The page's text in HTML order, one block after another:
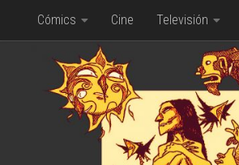
Saltar al contenido
Cómics Cine Televisión